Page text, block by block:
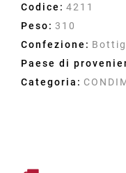
Codice: 4211
Peso: 310
Confezione:
Paese di
Categoria: